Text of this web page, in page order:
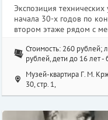
Экспозиция
начала 30-х годов по
втором этаже рядом с
Стоимость: 260 рублей;
рублей, дети до 16 лет -
Музей-квартира Г. М.
30, стр. 1,